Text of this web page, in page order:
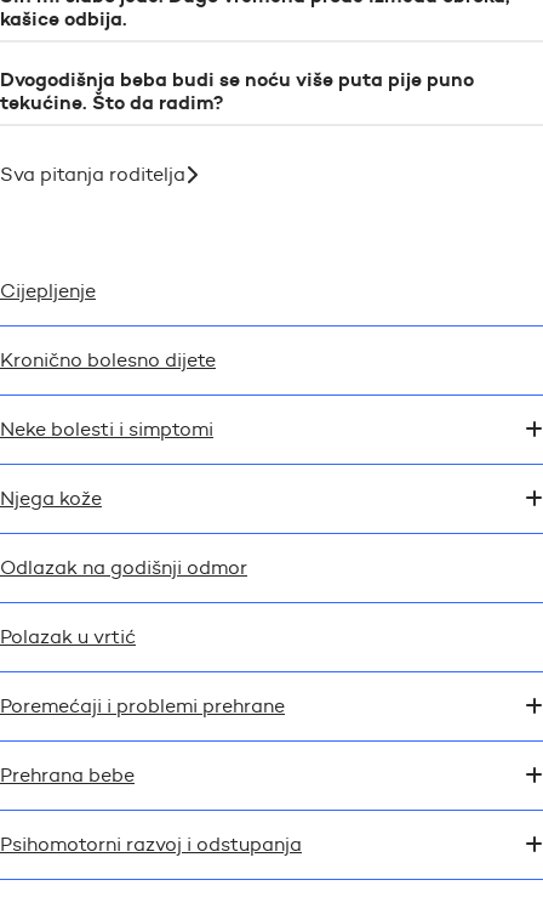
kašice odbija.
Dvogodišnja beba budi se noću više puta pije puno
tekućine. Što da radim?
Sva pitanja roditelja
Cijepljenje
Kronično bolesno dijete
Neke bolesti i simptomi
Njega kože
Odlazak na godišnji odmor
Polazak u vrtić
Poremećaji i problemi prehrane
Prehrana bebe
Psihomotorni razvoj i odstupanja